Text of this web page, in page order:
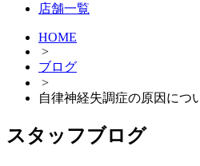
店舗一覧
HOME
>
ブログ
>
自律神経失調症の原因につ
スタッフブログ